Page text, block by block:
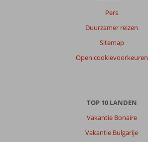
Pers
Duurzamer reizen
Sitemap
Open cookievoorkeuren
TOP 10 LANDEN
Vakantie Bonaire
Vakantie Bulgarije